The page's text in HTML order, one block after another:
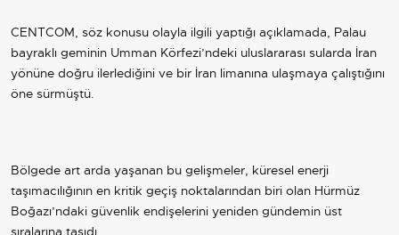
CENTCOM, söz konusu olayla ilgili yaptığı açıklamada, Palau
bayraklı geminin Umman Körfezi’ndeki uluslararası sularda İran
yönüne doğru ilerlediğini ve bir İran limanına ulaşmaya çalıştığını
öne sürmüştü.
Bölgede art arda yaşanan bu gelişmeler, küresel enerji
taşımacılığının en kritik geçiş noktalarından biri olan Hürmüz
Boğazı’ndaki güvenlik endişelerini yeniden gündemin üst
sıralarına taşıdı.